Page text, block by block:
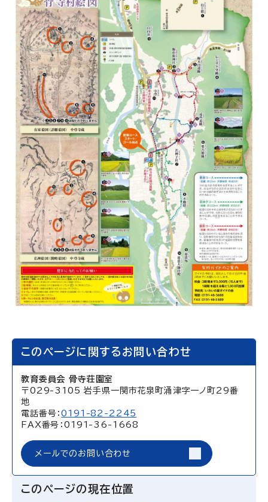
このページに関するお問い合わせ
教育委員会 骨寺荘園室
〒029-3105 岩手県一関市花泉町涌津字一ノ町29番
地
電話番号：0191-82-2245
FAX番号：0191-36-1668
メールでのお問い合わせ
このページの現在位置